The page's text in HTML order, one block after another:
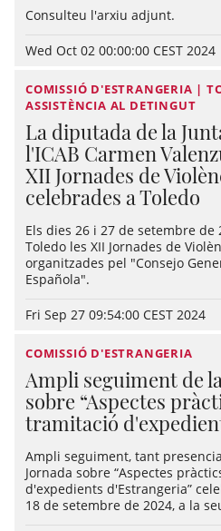
Consulteu l'arxiu adjunt.
Wed Oct 02 00:00:00 CEST 2024
COMISSIÓ D'ESTRANGERIA |
ASSISTÈNCIA AL DETINGUT
La diputada de la
l'ICAB Carmen
XII Jornades de
celebrades a Toledo
Els dies 26 i 27 de setembre de
Toledo les XII Jornades de
organitzades pel "Consejo
Española".
Fri Sep 27 09:54:00 CEST 2024
COMISSIÓ D'ESTRANGERIA
Ampli seguiment de
sobre “Aspectes
tramitació
Ampli seguiment, tant
Jornada sobre “Aspectes
d'expedients d'Estrangeria”
18 de setembre de 2024, a la